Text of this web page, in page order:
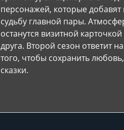
персонажей, которые добавят
судьбу главной пары.
останутся визитной
друга. Второй сезон ответит
того, чтобы сохранить
сказки.